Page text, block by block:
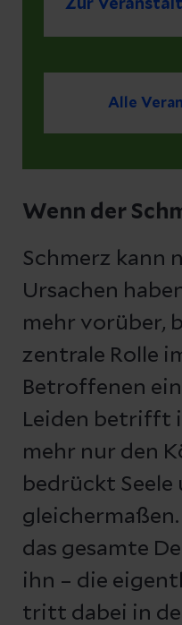
Zur
Alle
Wenn der
Schmerz kann
Ursachen
mehr vorüber,
zentrale Rolle
Betroffenen
Leiden betrifft
mehr nur den
bedrückt Seele
das gesamte
ihn – die
tritt dabei in